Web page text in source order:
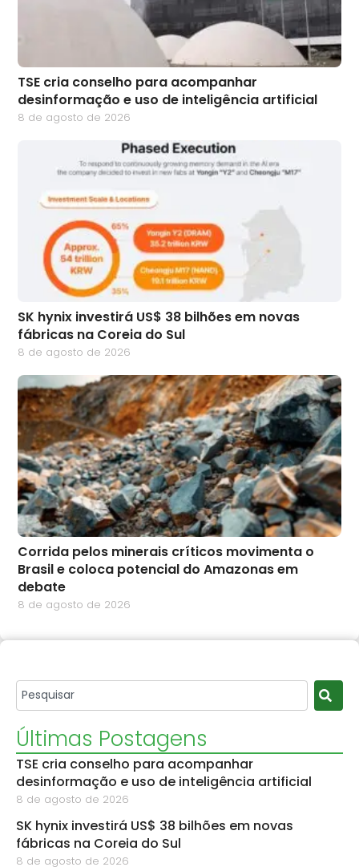
TSE cria conselho para acompanhar
desinformação e uso de inteligência artificial
8 de agosto de 2026
SK hynix investirá US$ 38 bilhões em novas
fábricas na Coreia do Sul
8 de agosto de 2026
Corrida pelos minerais críticos movimenta o
Brasil e coloca potencial do Amazonas em
debate
8 de agosto de 2026
Últimas Postagens
TSE cria conselho para acompanhar
desinformação e uso de inteligência artificial
8 de agosto de 2026
SK hynix investirá US$ 38 bilhões em novas
fábricas na Coreia do Sul
8 de agosto de 2026